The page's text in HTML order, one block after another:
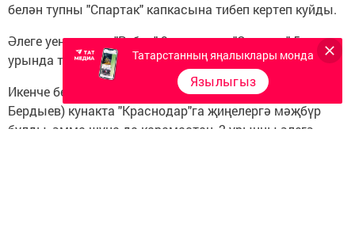
белән тупны "Спартак" капкасына тибеп кертеп куйды.
Әлеге уеннан соң "Рубин" 9 урында, ә "Спартак" 5
урында тора.
Икенче бер уенда "Ростов" командасы (тренеры Корбан
Бердыев) кунакта "Краснодар"га җиңелергә мәҗбүр
булды, әмма шуңа да карамастан, 2 урынны әлегә
Татарстанның яңалыклары монда
Язылыгыз